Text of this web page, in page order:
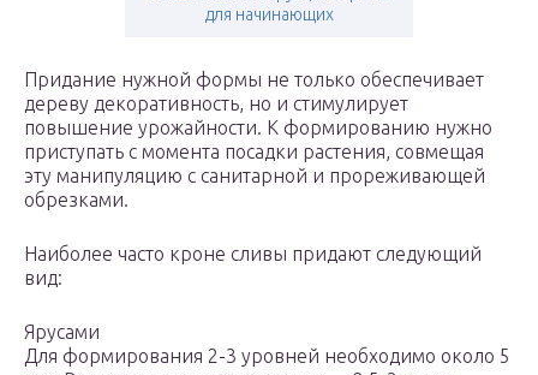
для начинающих
Придание нужной формы не только обеспечивает
дереву декоративность, но и стимулирует
повышение урожайности. К формированию нужно
приступать с момента посадки растения, совмещая
эту манипуляцию с санитарной и прореживающей
обрезками.
Наиболее часто кроне сливы придают следующий
вид:
Ярусами
Для формирования 2-3 уровней необходимо около 5